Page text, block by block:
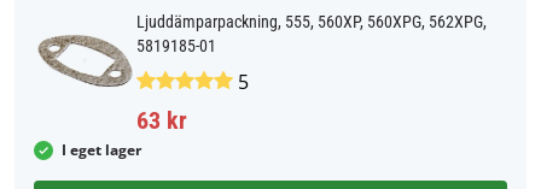
Ljuddämparpackning, 555, 560XP, 560XPG, 562XPG,
5819185-01
5
63 kr
I eget lager